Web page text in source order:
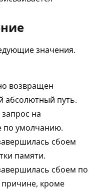
значения.
возвращен
абсолютный путь.
на
по умолчанию.
сбоем
памяти.
сбоем по
причине, кроме